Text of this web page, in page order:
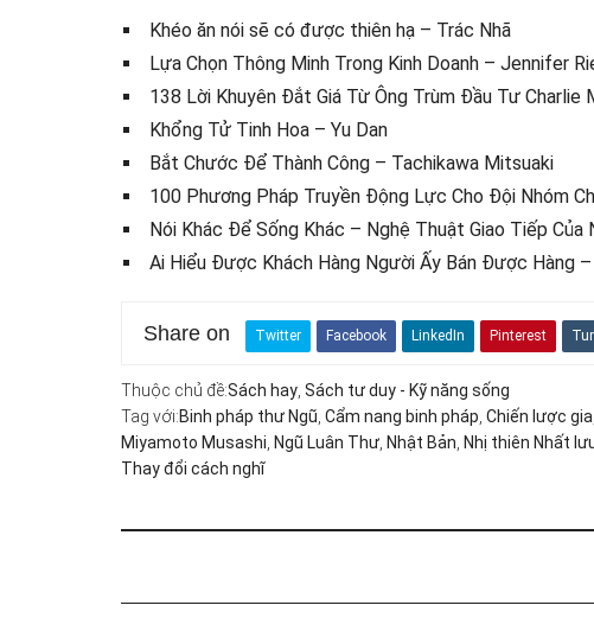
Khéo ăn nói sẽ có được thiên hạ – Trác Nhã
Lựa Chọn Thông Minh Trong Kinh Doanh – Jennifer
138 Lời Khuyên Đắt Giá Từ Ông Trùm Đầu Tư Charlie
Khổng Tử Tinh Hoa – Yu Dan
Bắt Chước Để Thành Công – Tachikawa Mitsuaki
100 Phương Pháp Truyền Động Lực Cho Đội Nhóm
Nói Khác Để Sống Khác – Nghệ Thuật Giao Tiếp
Ai Hiểu Được Khách Hàng Người Ấy Bán Được Hàng
Share on Twitter Facebook LinkedIn Pinterest
Thuộc chủ đề:Sách hay Sách tư duy - Kỹ năng sống
Tag với:Binh pháp thư Ngũ Cẩm nang binh pháp Chiến lược gia
Miyamoto Musashi Ngũ Luân Thư Nhật Bản Nhị thiên Nhất
Thay đổi cách nghĩ